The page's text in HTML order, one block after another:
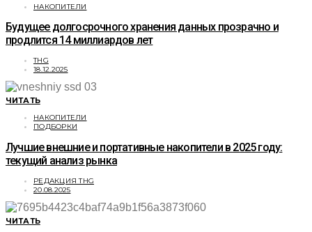
НАКОПИТЕЛИ
Будущее долгосрочного хранения данных прозрачно и
продлится 14 миллиардов лет
THG
18.12.2025
ЧИТАТЬ
НАКОПИТЕЛИ
ПОДБОРКИ
Лучшие внешние и портативные накопители в 2025 году:
текущий анализ рынка
РЕДАКЦИЯ THG
20.08.2025
ЧИТАТЬ